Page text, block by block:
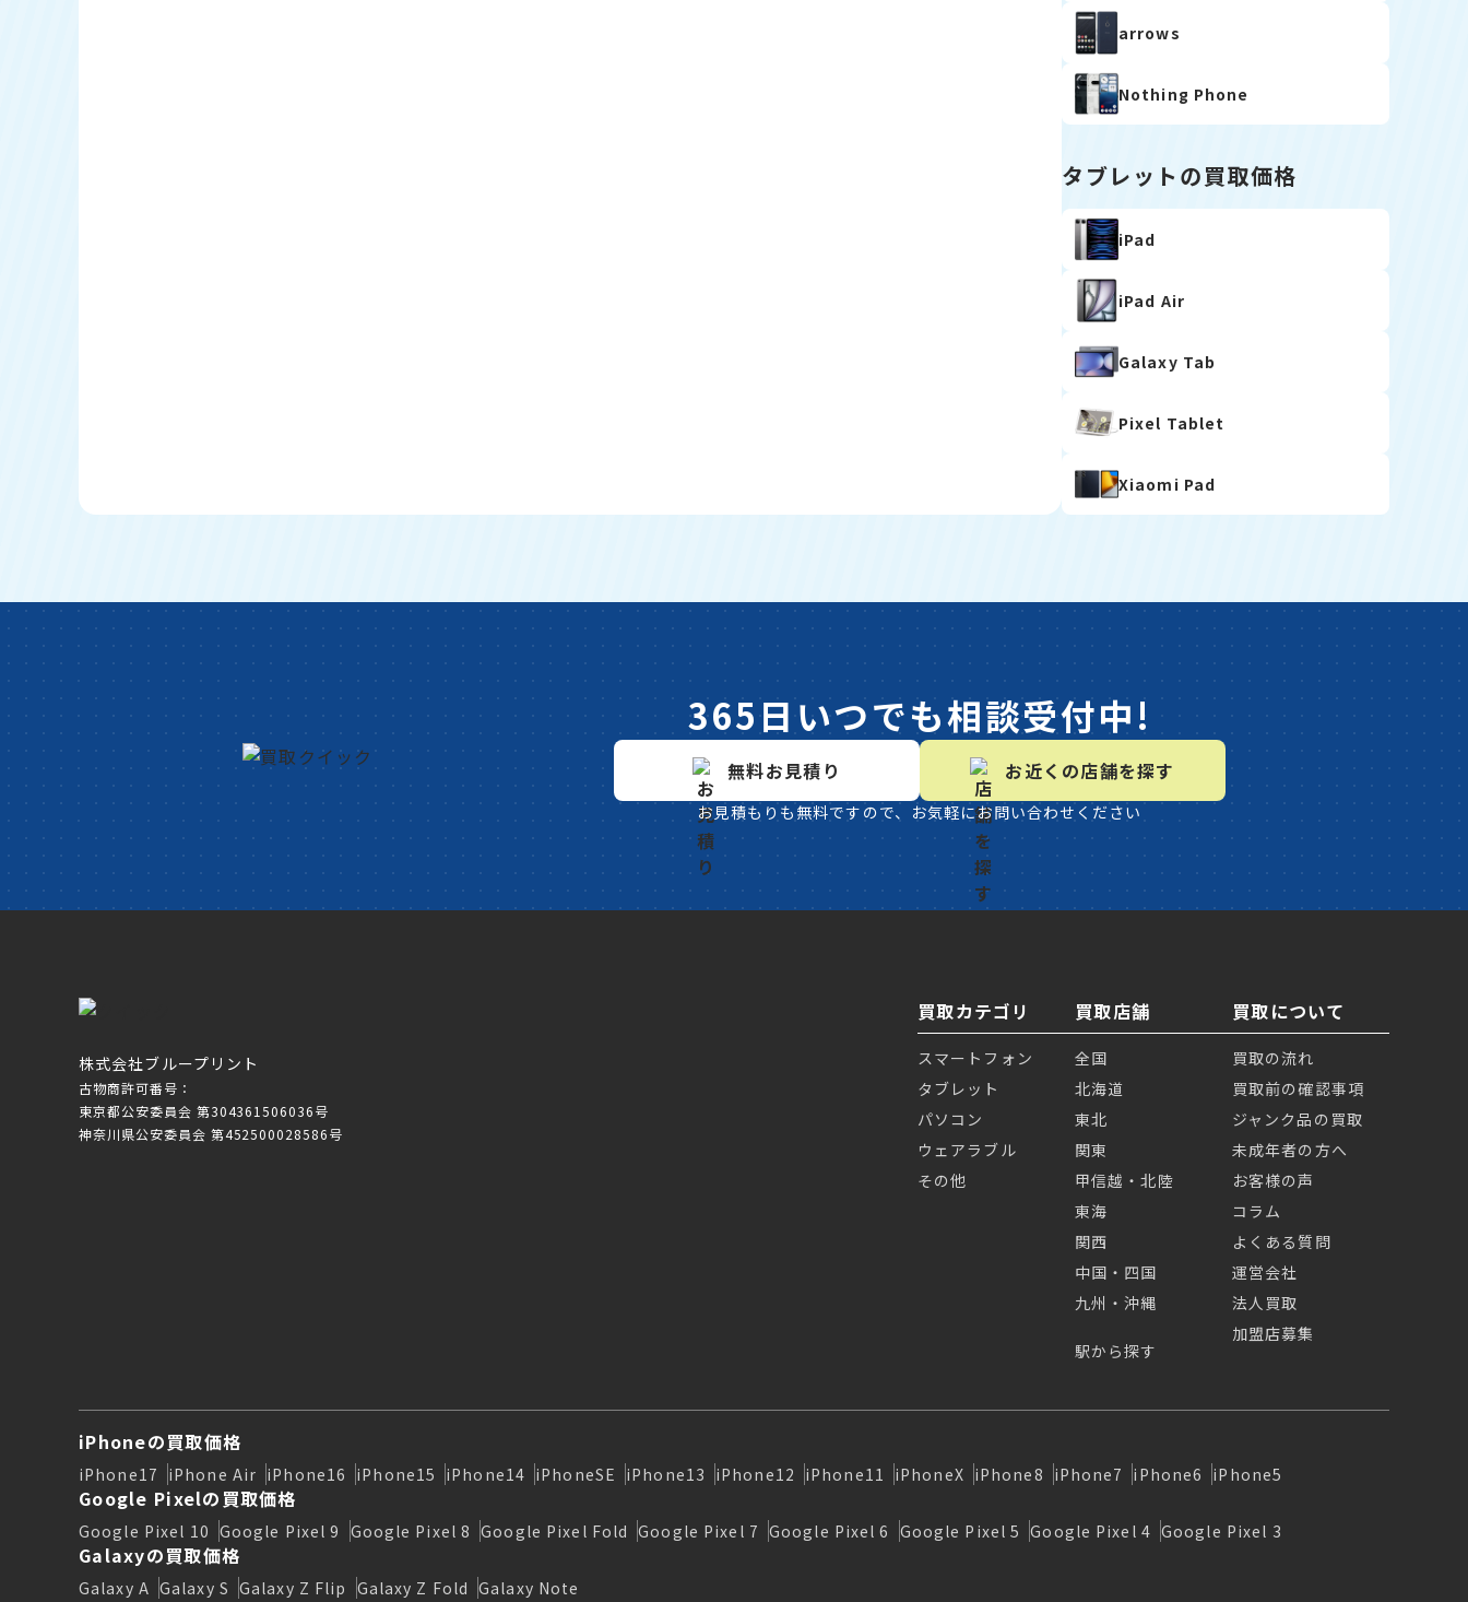
arrows
Nothing Phone
タブレットの買取価格
iPad
iPad Air
Galaxy Tab
Pixel Tablet
Xiaomi Pad
365日いつでも相談受付中!
無料お見積り お近くの店舗を探す
お見積もりも無料ですので、お気軽にお問い合わせください
株式会社ブループリント
古物商許可番号：
東京都公安委員会 第304361506036号
神奈川県公安委員会 第452500028586号
買取カテゴリ
スマートフォン
タブレット
パソコン
ウェアラブル
その他
買取店舗
全国
北海道
東北
関東
甲信越・北陸
東海
関西
中国・四国
九州・沖縄
駅から探す
買取について
買取の流れ
買取前の確認事項
ジャンク品の買取
未成年者の方へ
お客様の声
コラム
よくある質問
運営会社
法人買取
加盟店募集
iPhoneの買取価格
iPhone17 iPhone Air iPhone16 iPhone15 iPhone14 iPhoneSE iPhone13 iPhone12 iPhone11 iPhoneX iPhone8 iPhone7 iPhone6 iPhone5
Google Pixelの買取価格
Google Pixel 10 Google Pixel 9 Google Pixel 8 Google Pixel Fold Google Pixel 7 Google Pixel 6 Google Pixel 5 Google Pixel 4 Google Pixel 3
Galaxyの買取価格
Galaxy A Galaxy S Galaxy Z Flip Galaxy Z Fold Galaxy Note